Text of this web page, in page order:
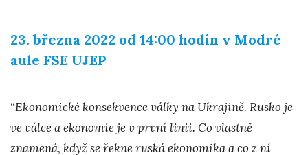
23. března 2022 od 14:00 hodin v Modré
aule FSE UJEP
“Ekonomické konsekvence války na Ukrajině. Rusko je
ve válce a ekonomie je v první linii. Co vlastně
znamená, když se řekne ruská ekonomika a co z ní